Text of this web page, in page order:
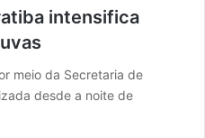
intensifica
meio da Secretaria de
desde a noite de